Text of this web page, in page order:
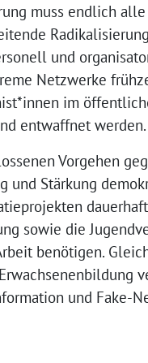
muss endlich
und
Netzwerke
im
entwaffnet
Vorgehen
und Stärkung
sowie die
benötigen.
und Fake-